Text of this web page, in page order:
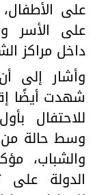
على
على الأسر
داخل مراكز
وأشار إلى
شهدت أيضًا
للاحتفال
وسط حالة من
والشباب،
الدولة